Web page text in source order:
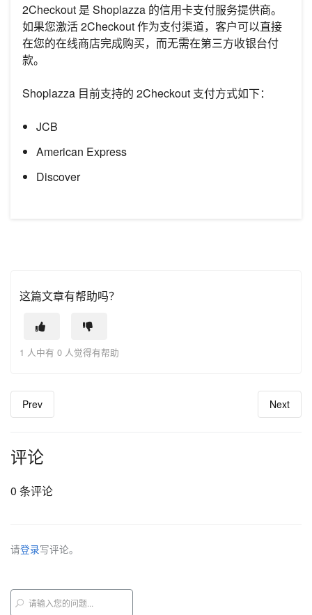
2Checkout 是 Shoplazza 的信用卡支付服务提供商。
如果您激活 2Checkout 作为支付渠道，客户可以直接
在您的在线商店完成购买，而无需在第三方收银台付
款。
Shoplazza 目前支持的 2Checkout 支付方式如下：
JCB
American Express
Discover
这篇文章有帮助吗？
1 人中有 0 人觉得有帮助
Prev Next
评论
0 条评论
请登录写评论。